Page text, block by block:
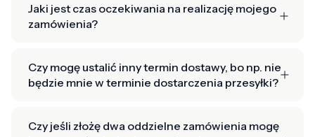
Jaki jest czas oczekiwania na realizację mojego
zamówienia?
Czy mogę ustalić inny termin dostawy, bo np. nie
będzie mnie w terminie dostarczenia przesyłki?
Czy jeśli złożę dwa oddzielne zamówienia mogę